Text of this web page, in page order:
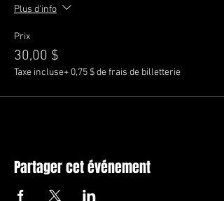
Plus d'info
Prix
30,00 $
Taxe incluse+ 0,75 $ de frais de billetterie
Partager cet événement